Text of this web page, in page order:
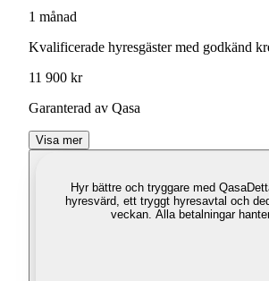
1 månad
Kvalificerade hyresgäster med godkänd
11 900 kr
Garanterad av Qasa
Visa mer
Hyr bättre och tryggare med Qasa
hyresvärd, ett tryggt hyresavtal och
veckan. Alla betalningar